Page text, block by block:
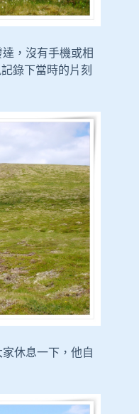
，沒有手機或相
錄下當時的片刻
休息一下，他自